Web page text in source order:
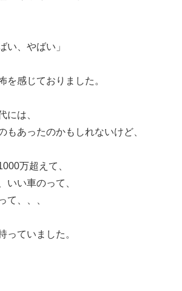
い、やばい」
を感じておりました。
には、
もあったのかもしれないけど、
万超えて、
いい車のって、
て、、、
っていました。